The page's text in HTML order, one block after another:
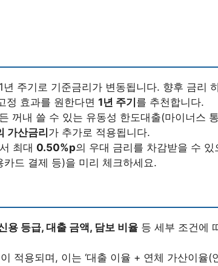
년 주기로 기준금리가 변동됩니다. 향후 금리
정 효과를 원한다면 1년 주기 를 추천합니다.
꺼내 쓸 수 있는 유동성 한도대출(마이너스
가산금리 가 추가로 적용됩니다.
최대 0.50%p의 우대 금리를 차감받을 수 있
드 결제 등)을 미리 체크하세요.
용 등급, 대출 금액, 담보 비율 등 세부 조건에
적용되며, 이는 ‘대출 이율 + 연체 가산이율(